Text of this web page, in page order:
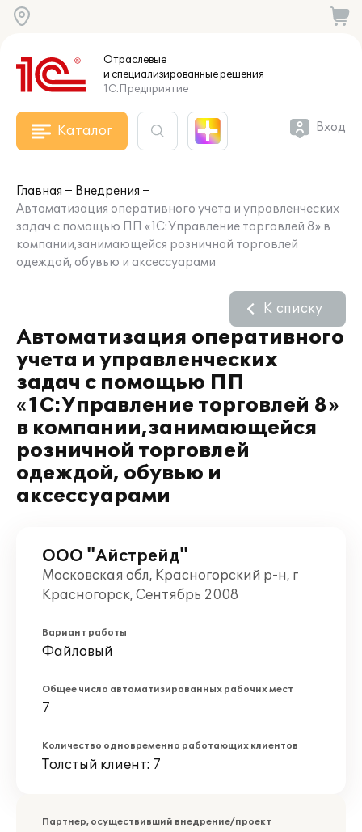
Отраслевые
и специализированныерешения
1С:Предприятие
Каталог Вход
Главная
Внедрения
Автоматизация оперативного учета и управленческих
задач с помощью ПП «1С:Управление торговлей 8» в
компании,занимающейся розничной торговлей
одеждой, обувью и аксессуарами
Автоматизация оперативного
учета и управленческих
задач с помощью ПП
«1С:Управление торговлей 8»
в компании,занимающейся
розничной торговлей
одеждой, обувью и
аксессуарами
К списку
ООО "Айстрейд"
Московская обл, Красногорский р-н, г
Красногорск, Сентябрь 2008
Вариант работы
Файловый
Общее число автоматизированных рабочих мест
7
Количество одновременно работающих клиентов
Толстый клиент: 7
Партнер, осуществивший внедрение/проект